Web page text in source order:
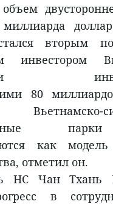
миллиарда
вторым
инвестором
80
как
отметил он.
НС Чан
в